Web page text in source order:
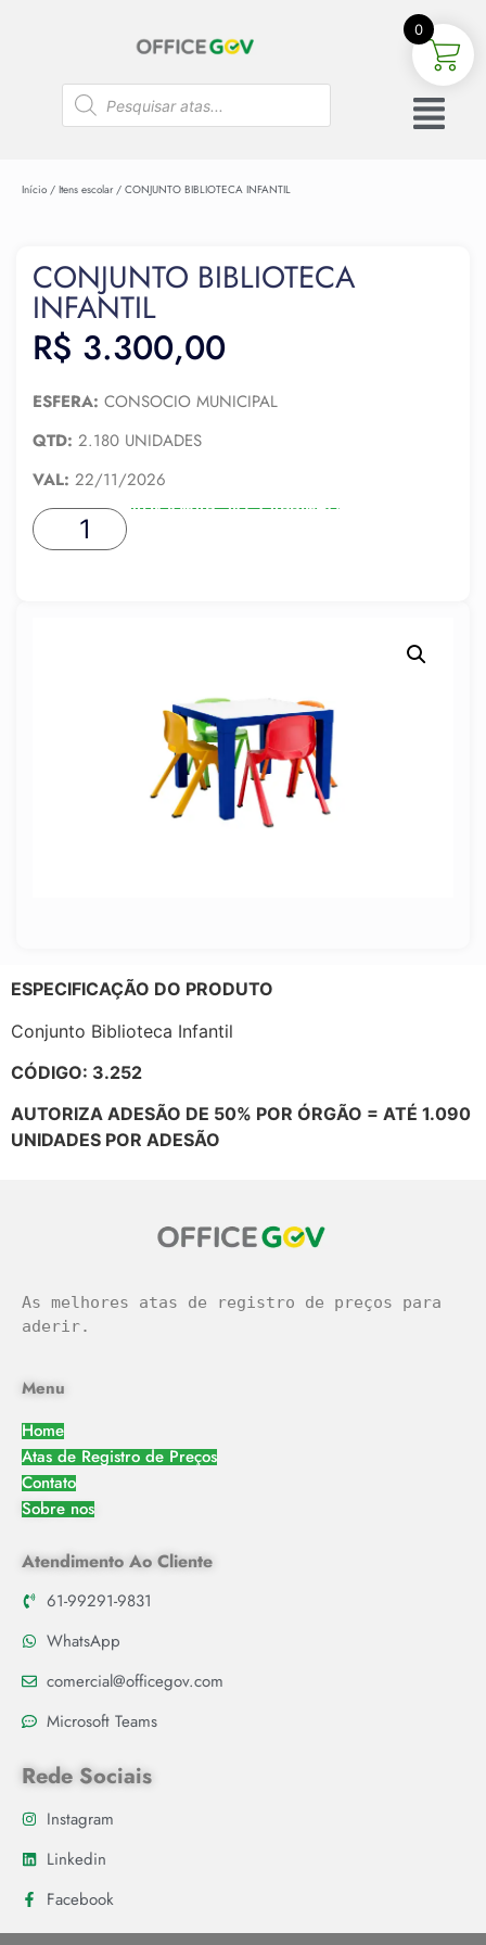
Início / Itens escolar/ CONJUNTO BIBLIOTECA INFANTIL
CONJUNTO BIBLIOTECA
INFANTIL
R$ 3.300,00
ESFERA: CONSOCIO MUNICIPAL
QTD: 2.180 UNIDADES
VAL: 22/11/2026
ADICIONAR AO CARRINHO
ESPECIFICAÇÃO DO PRODUTO
Conjunto Biblioteca Infantil
CÓDIGO: 3.252
AUTORIZA ADESÃO DE 50% POR ÓRGÃO = ATÉ 1.090
UNIDADES POR ADESÃO
As melhores atas de registro de preços para
aderir.
Menu
Home
Atas de Registro de Preços
Contato
Sobre nos
Atendimento Ao Cliente
61-99291-9831
WhatsApp
comercial@officegov.com
Microsoft Teams
Rede Sociais
Instagram
Linkedin
Facebook
0